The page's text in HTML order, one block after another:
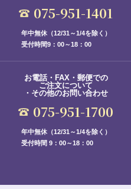
075-951-1401
年中無休（12/31～1/4を除く）
受付時間9：00～18：00
お電話・FAX・郵便での
ご注文について
・その他のお問い合わせ
075-951-1700
年中無休（12/31～1/4を除く）
受付時間 9：00～18：00